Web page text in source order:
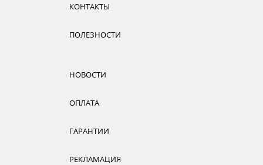
КОНТАКТЫ
ПОЛЕЗНОСТИ
НОВОСТИ
ОПЛАТА
ГАРАНТИИ
РЕКЛАМАЦИЯ